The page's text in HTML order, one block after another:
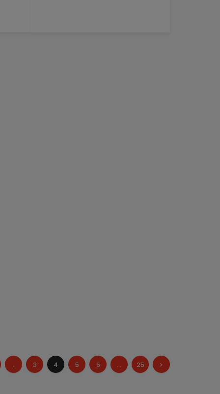
... 3 4 5 6 ... 25